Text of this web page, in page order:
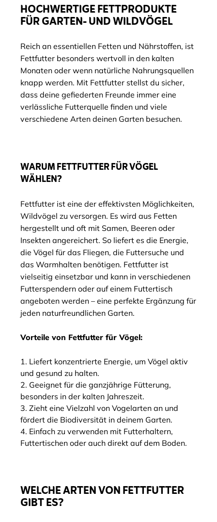
HOCHWERTIGE FETTPRODUKTE
FÜR GARTEN- UND WILDVÖGEL
Reich an essentiellen Fetten und Nährstoffen, ist
Fettfutter besonders wertvoll in den kalten
Monaten oder wenn natürliche Nahrungsquellen
knapp werden. Mit Fettfutter stellst du sicher,
dass deine gefiederten Freunde immer eine
verlässliche Futterquelle finden und viele
verschiedene Arten deinen Garten besuchen.
WARUM FETTFUTTER FÜR VÖGEL
WÄHLEN?
Fettfutter ist eine der effektivsten Möglichkeiten,
Wildvögel zu versorgen. Es wird aus Fetten
hergestellt und oft mit Samen, Beeren oder
Insekten angereichert. So liefert es die Energie,
die Vögel für das Fliegen, die Futtersuche und
das Warmhalten benötigen. Fettfutter ist
vielseitig einsetzbar und kann in verschiedenen
Futterspendern oder auf einem Futtertisch
angeboten werden – eine perfekte Ergänzung für
jeden naturfreundlichen Garten.
Vorteile von Fettfutter für Vögel:
Liefert konzentrierte Energie, um Vögel aktiv
und gesund zu halten.
Geeignet für die ganzjährige Fütterung,
besonders in der kalten Jahreszeit.
Zieht eine Vielzahl von Vogelarten an und
fördert die Biodiversität in deinem Garten.
Einfach zu verwenden mit Futterhaltern,
Futtertischen oder auch direkt auf dem Boden.
WELCHE ARTEN VON FETTFUTTER
GIBT ES?